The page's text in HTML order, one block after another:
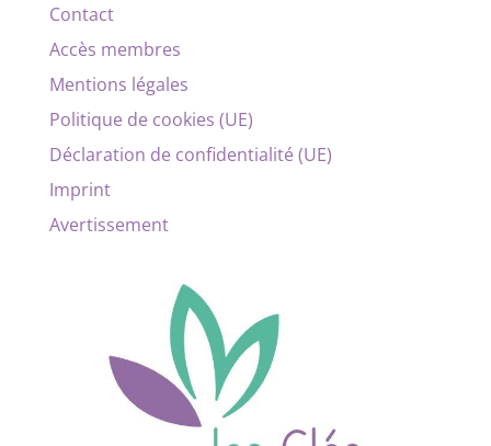
Contact
Accès membres
Mentions légales
Politique de cookies (UE)
Déclaration de confidentialité (UE)
Imprint
Avertissement